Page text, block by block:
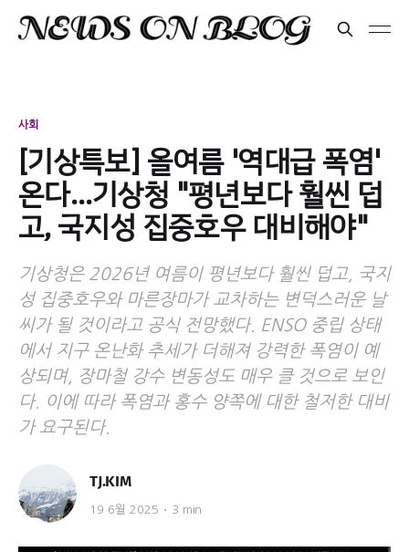
사회
[기상특보] 올여름 '역대급 폭염'
온다…기상청 "평년보다 훨씬 덥
고, 국지성 집중호우 대비해야"
기상청은 2026년 여름이 평년보다 훨씬 덥고, 국지
성 집중호우와 마른장마가 교차하는 변덕스러운 날
씨가 될 것이라고 공식 전망했다. ENSO 중립 상태
에서 지구 온난화 추세가 더해져 강력한 폭염이 예
상되며, 장마철 강수 변동성도 매우 클 것으로 보인
다. 이에 따라 폭염과 홍수 양쪽에 대한 철저한 대비
가 요구된다.
TJ.KIM
19 6월 2025 3 min